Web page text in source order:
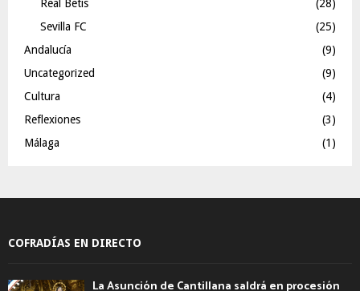
Real Betis
(28)
Sevilla FC
(25)
Andalucía
(9)
Uncategorized
(9)
Cultura
(4)
Reflexiones
(3)
Málaga
(1)
COFRADÍAS EN DIRECTO
La Asunción de Cantillana saldrá en procesión